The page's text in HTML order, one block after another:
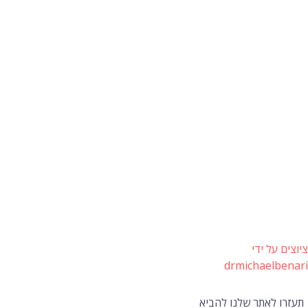
ציוצים על ידי
drmichaelbenari
תעזרו לאתר שלנו להביא